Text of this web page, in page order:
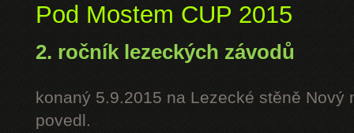
Pod Mostem CUP 2015
2. ročník lezeckých závodů
konaný 5.9.2015 na Lezecké stěně Nový
povedl.